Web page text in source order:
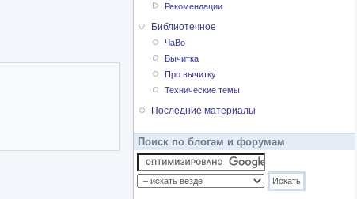
Рекомендации
Библиотечное
ЧаВо
Вычитка
Про вычитку
Технические темы
Последние материалы
Поиск по блогам и форумам